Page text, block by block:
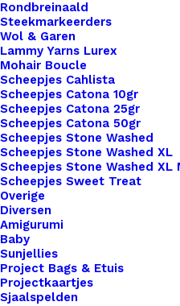
Rondbreinaald
Steekmarkeerders
Wol & Garen
Lammy Yarns Lurex
Mohair Boucle
Scheepjes Cahlista
Scheepjes Catona 10gr
Scheepjes Catona 25gr
Scheepjes Catona 50gr
Scheepjes Stone Washed
Scheepjes Stone Washed XL
Scheepjes Stone Washed XL
Scheepjes Sweet Treat
Overige
Diversen
Amigurumi
Baby
Sunjellies
Project Bags & Etuis
Projectkaartjes
Sjaalspelden
bevestigen aan je
indruk. Maak je
met onze leren labels
Kleur*
1xVierkant Leren Label
3,5x3,5cm